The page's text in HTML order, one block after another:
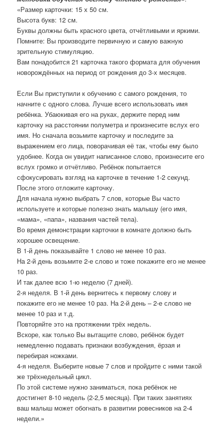
«Размер карточки: 15 х 50 см.
Высота букв: 12 см.
Буквы должны быть красного цвета, отчётливыми и яркими.
Помните: Вы производите первичную и самую важную
зрительную стимуляцию.
Вам понадобится 21 карточка такого формата для обучения
новорождённых на период от рождения до 3-х месяцев.
Если Вы приступили к обучению с самого рождения, то
начните с одного слова. Лучше всего использовать имя
ребёнка. Убаюкивая его на руках, держите перед ним
карточку на расстоянии полуметра и произнесите вслух его
имя. Но сначала возьмите карточку и последите за
выражением его лица, поворачивая её так, чтобы ему было
удобнее. Когда он увидит написанное слово, произнесите его
вслух громко и отчётливо. Ребёнок попытается
сфокусировать взгляд на карточке в течение 1-2 секунд.
После этого отложите карточку.
Для начала нужно выбрать 7 слов, которые Вы часто
используете и которые полезно знать малышу (его имя,
«мама», «папа», названия частей тела).
Во время демонстрации карточки в комнате должно быть
хорошее освещение.
В 1-й день показывайте 1 слово не менее 10 раз.
На 2-й день возьмите 2-е слово и тоже покажите его не менее
10 раз.
И так далее всю 1-ю неделю (7 дней).
2-я неделя. В 1-й день вернитесь к первому слову и
покажите его не менее 10 раз. На 2-й день – 2-е слово не
менее 10 раз и т.д.
Повторяйте это на протяжении трёх недель.
Вскоре, как только Вы вытащите слово, ребёнок будет
немедленно подавать признаки возбуждения, ёрзая и
перебирая ножками.
4-я неделя. Выберите новые 7 слов и пройдите с ними такой
же трёхнедельный цикл.
По этой системе нужно заниматься, пока ребёнок не
достигнет 8-10 недель (2-2,5 месяца). При таких занятиях
ваш малыш может обогнать в развитии ровесников на 2-4
недели.»